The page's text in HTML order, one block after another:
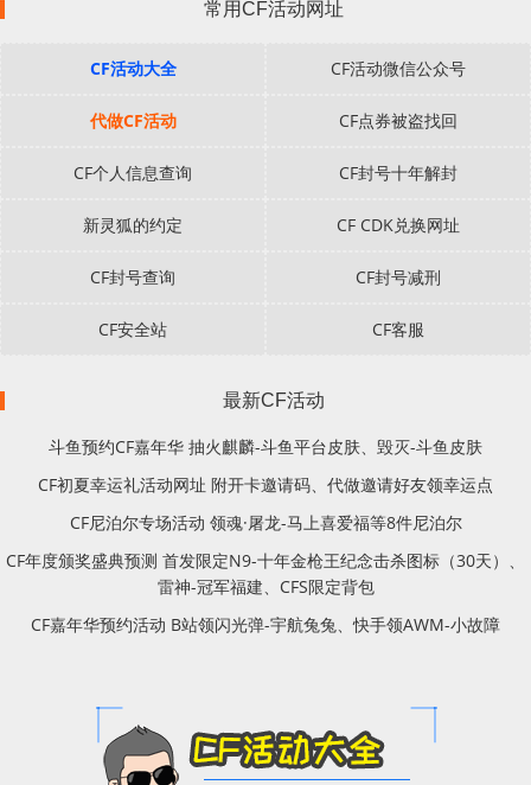
常用CF活动网址
CF活动大全 CF活动微信公众号
代做CF活动 CF点券被盗找回
CF个人信息查询 CF封号十年解封
新灵狐的约定 CF CDK兑换网址
CF封号查询 CF封号减刑
CF安全站 CF客服
最新CF活动
斗鱼预约CF嘉年华 抽火麒麟-斗鱼平台皮肤、毁灭-斗鱼皮肤
CF初夏幸运礼活动网址 附开卡邀请码、代做邀请好友领幸运点
CF尼泊尔专场活动 领魂·屠龙-马上喜爱福等8件尼泊尔
CF年度颁奖盛典预测 首发限定N9-十年金枪王纪念击杀图标（30天）、
雷神-冠军福建、CFS限定背包
CF嘉年华预约活动 B站领闪光弹-宇航兔兔、快手领AWM-小故障